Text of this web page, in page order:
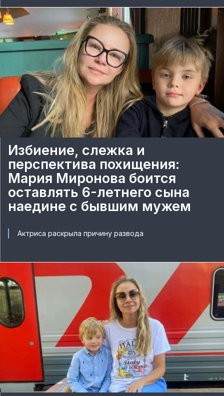
Избиение, слежка и
перспектива похищения:
Мария Миронова боится
оставлять 6-летнего сына
наедине с бывшим мужем
Актриса раскрыла причину развода